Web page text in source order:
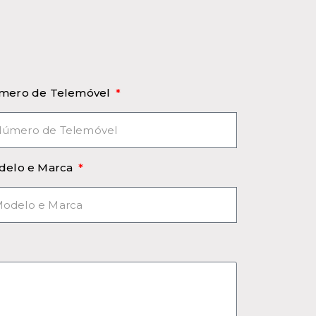
de Telemóvel
e Marca